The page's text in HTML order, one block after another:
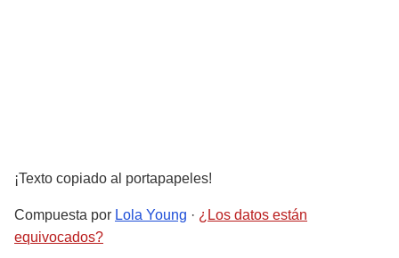
¡Texto copiado al portapapeles!
Compuesta por Lola Young · ¿Los datos están
equivocados?